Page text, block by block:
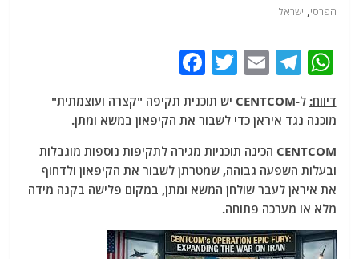
הפרסי, ישראל
W
h
at
s
A
p
p
T
e
g
ra
m
E
ai
l
T
itt
er
c
e
b
o
k
דיווח:
ל-CENTCOM יש תוכנית תקיפה "קצרה ועוצמתית"
מוכנה נגד איראן כדי לשבור את הקיפאון במשא ומתן.
CENTCOM הכינה תוכניות מגירה לתקיפות נוספות מוגבלות
ובעלות השפעה גבוהה, שמטרתן לשבור את הקיפאון ולדחוף
את איראן לעבר שולחן המשא ומתן, במקום פלישה בקנה מידה
מלא או מערכה פתוחה.